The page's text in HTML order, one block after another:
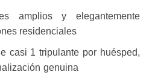
amplios y elegantemente
residenciales
casi 1 tripulante por huésped,
genuina